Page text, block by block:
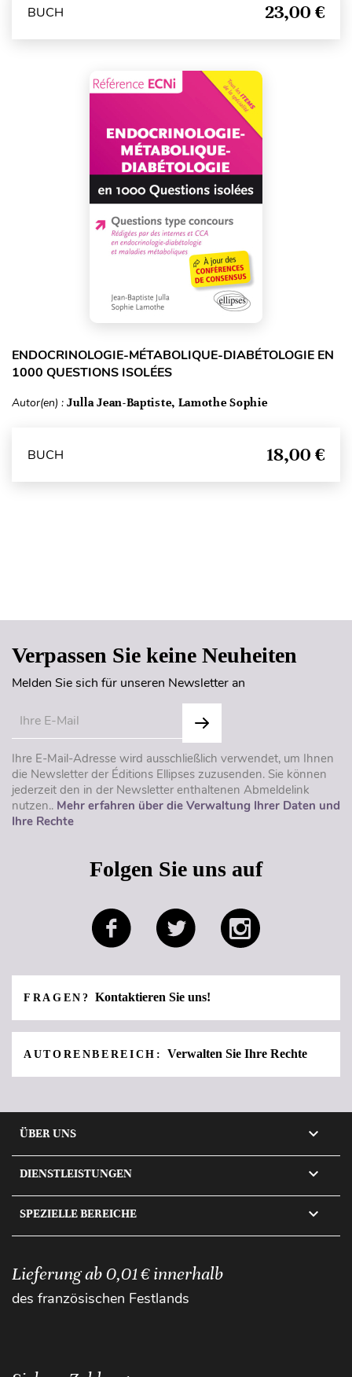
BUCH 23,00 €
ENDOCRINOLOGIE-MÉTABOLIQUE-DIABÉTOLOGIE EN
1000 QUESTIONS ISOLÉES
Autor(en) : Julla Jean-Baptiste, Lamothe Sophie
BUCH 18,00 €
Verpassen Sie keine Neuheiten
Melden Sie sich für unseren Newsletter an
Ihre E-Mail-Adresse wird ausschließlich verwendet, um Ihnen
die Newsletter der Éditions Ellipses zuzusenden. Sie können
jederzeit den in der Newsletter enthaltenen Abmeldelink
nutzen.. Mehr erfahren über die Verwaltung Ihrer Daten und
Ihre Rechte
Folgen Sie uns auf
FRAGEN?Kontaktieren Sie uns!
AUTORENBEREICH: Verwalten Sie Ihre Rechte
ÜBER UNS 
DIENSTLEISTUNGEN 
SPEZIELLE BEREICHE 
Lieferung ab 0,01 € innerhalb
des französischen Festlands